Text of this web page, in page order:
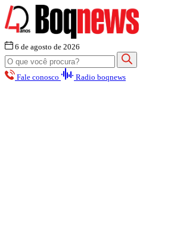
6 de agosto de 2026
Fale conosco Radio boqnews